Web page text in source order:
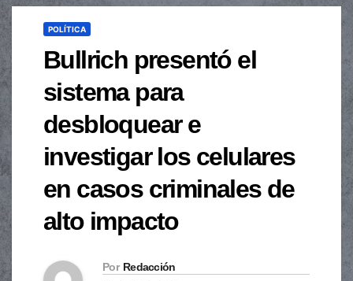
POLÍTICA
Bullrich presentó el
sistema para
desbloquear e
investigar los celulares
en casos criminales de
alto impacto
Por Redacción